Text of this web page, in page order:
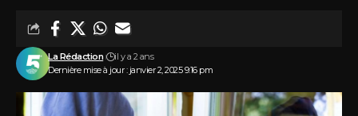
Dernière mise à jour : janvier 2, 2025 9:16 pm
La Rédaction il y a 2 ans